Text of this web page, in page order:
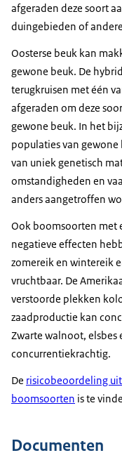
afgeraden deze soort
duingebieden of
Oosterse beuk kan
gewone beuk. De
terugkruisen met één
afgeraden om deze
gewone beuk. In het
populaties van
van uniek genetisch
omstandigheden en
anders aangetroffen
Ook boomsoorten met
negatieve effecten
zomereik en wintereik
vruchtbaar. De
verstoorde plekken
zaadproductie kan
Zwarte walnoot,
concurrentiekrachtig.
De risicobeoordeling
boomsoorten is te
Documenten